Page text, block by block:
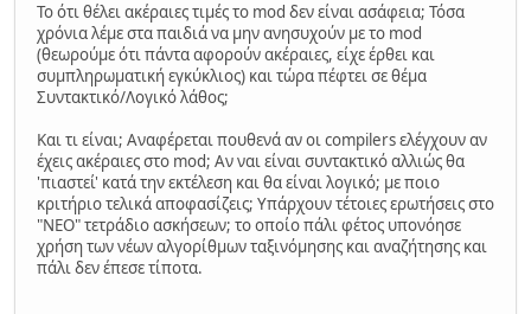
Το ότι θέλει ακέραιες τιμές το mod δεν είναι ασάφεια; Τόσα
χρόνια λέμε στα παιδιά να μην ανησυχούν με το mod
(θεωρούμε ότι πάντα αφορούν ακέραιες, είχε έρθει και
συμπληρωματική εγκύκλιος) και τώρα πέφτει σε θέμα
Συντακτικό/Λογικό λάθος;
Και τι είναι; Αναφέρεται πουθενά αν οι compilers ελέγχουν αν
έχεις ακέραιες στο mod; Αν ναι είναι συντακτικό αλλιώς θα
'πιαστεί' κατά την εκτέλεση και θα είναι λογικό; με ποιο
κριτήριο τελικά αποφασίζεις; Υπάρχουν τέτοιες ερωτήσεις στο
"ΝΕΟ" τετράδιο ασκήσεων; το οποίο πάλι φέτος υπονόησε
χρήση των νέων αλγορίθμων ταξινόμησης και αναζήτησης και
πάλι δεν έπεσε τίποτα.